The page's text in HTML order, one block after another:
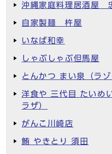
沖縄家庭料理居酒屋
自家製麺 杵屋
いなば和幸
しゃぶしゃぶ但馬屋
とんかつ まい泉（ラゾ
洋食や 三代目 たいめ
ラザ）
がんこ川崎店
鮪 やきとり 須田